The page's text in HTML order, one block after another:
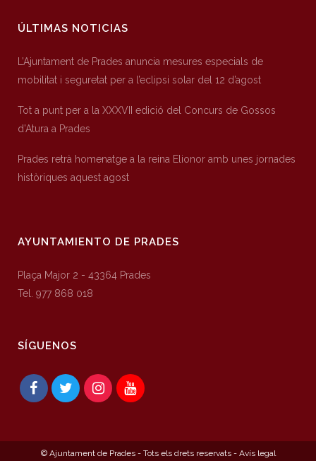
ÚLTIMAS NOTICIAS
L’Ajuntament de Prades anuncia mesures especials de
mobilitat i seguretat per a l’eclipsi solar del 12 d’agost
Tot a punt per a la XXXVII edició del Concurs de Gossos
d’Atura a Prades
Prades retrà homenatge a la reina Elionor amb unes jornades
històriques aquest agost
AYUNTAMIENTO DE PRADES
Plaça Major 2 - 43364 Prades
Tel. 977 868 018
SÍGUENOS
© Ajuntament de Prades - Tots els drets reservats - Avís legal